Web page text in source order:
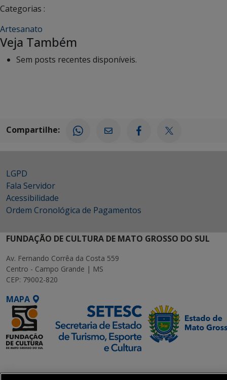
Categorias :
Artesanato
Veja Também
Sem posts recentes disponíveis.
Compartilhe:
LGPD
Fala Servidor
Acessibilidade
Ordem Cronológica de Pagamentos
FUNDAÇÃO DE CULTURA DE MATO GROSSO DO SUL
Av. Fernando Corrêa da Costa 559
Centro - Campo Grande | MS
CEP: 79002-820
MAPA
Executiva de